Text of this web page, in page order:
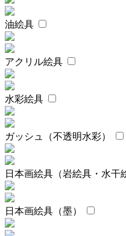
油絵具
アクリル絵具
水彩絵具
ガッシュ（不透明水彩）
日本画絵具（岩絵具・水干
日本画絵具（墨）